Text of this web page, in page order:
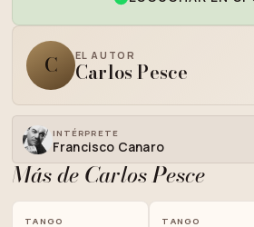
C EL AUTOR
Carlos Pesce
INTÉRPRETE
Francisco Canaro
Más de Carlos Pesce
TANGO TANGO